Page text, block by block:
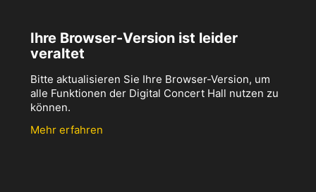
Ihre Browser-Version ist leider
veraltet
Bitte aktualisieren Sie Ihre Browser-Version, um
alle Funktionen der Digital Concert Hall nutzen zu
können.
Mehr erfahren